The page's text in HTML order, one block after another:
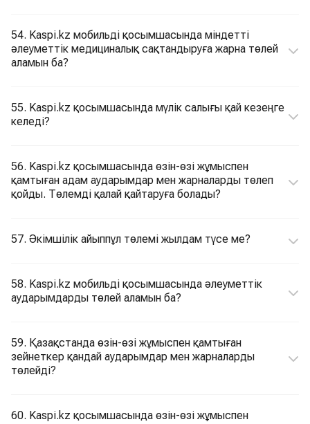
54. Kaspi.kz мобильді қосымшасында міндетті
әлеуметтік медициналық сақтандыруға жарна төлей
аламын ба?
55. Kaspi.kz қосымшасында мүлік салығы қай кезеңге
келеді?
56. Kaspi.kz қосымшасында өзін-өзі жұмыспен
қамтыған адам аударымдар мен жарналарды төлеп
қойды. Төлемді қалай қайтаруға болады?
57. Әкімшілік айыппұл төлемі жылдам түсе ме?
58. Kaspi.kz мобильді қосымшасында әлеуметтік
аударымдарды төлей аламын ба?
59. Қазақстанда өзін-өзі жұмыспен қамтыған
зейнеткер қандай аударымдар мен жарналарды
төлейді?
60. Kaspi.kz қосымшасында өзін-өзі жұмыспен